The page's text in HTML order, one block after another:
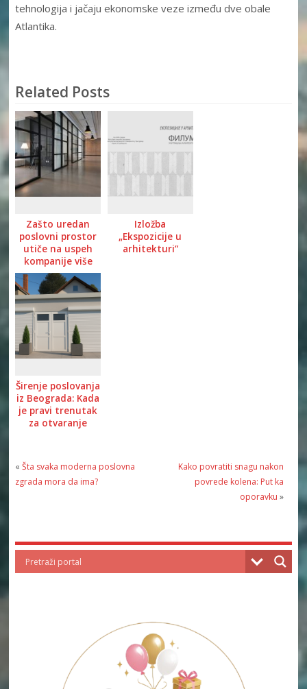
tehnologija i jačaju ekonomske veze između dve obale
Atlantika.
Related Posts
Zašto uredan
poslovni prostor
utiče na uspeh
kompanije više
nego što mislite
Izložba
„Ekspozicije u
arhitekturi“
Širenje poslovanja
iz Beograda: Kada
je pravi trenutak
za otvaranje
« Šta svaka moderna poslovna
zgrada mora da ima?
Kako povratiti snagu nakon
povrede kolena: Put ka
oporavku »